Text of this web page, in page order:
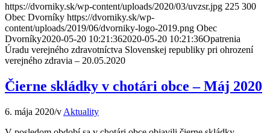
https://dvorniky.sk/wp-content/uploads/2020/03/uvzsr.jpg 225 300
Obec Dvorníky https://dvorniky.sk/wp-
content/uploads/2019/06/dvorniky-logo-2019.png Obec
Dvorníky2020-05-20 10:21:362020-05-20 10:21:36Opatrenia
Úradu verejného zdravotníctva Slovenskej republiky pri ohrození
verejného zdravia – 20.05.2020
Čierne skládky v chotári obce – Máj 2020
6. mája 2020/v Aktuality